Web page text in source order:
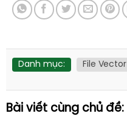
Danh mục: File Vector
Bài viết cùng chủ đề: